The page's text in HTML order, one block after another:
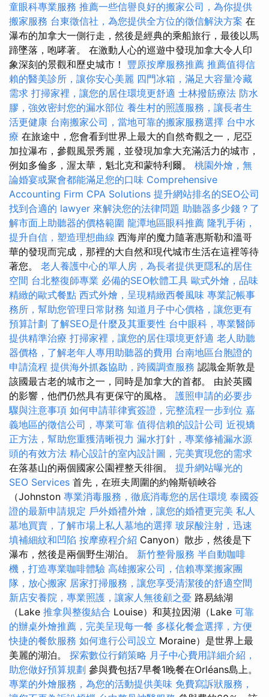
童眼科專業服務 推薦一些信譽良好的搬家公司，為你提供
搬家服務 台東徵信社，為您提供全方位的徵信解決方案 在
瀑布的加拿大一側行走，然後是經典的乘船旅行，最後以馬
蹄墜落，咆哮著。 在激動人心的巡遊中發現加拿大令人印
象深刻的景觀和歷史城市！ 豐原按摩服務推薦 推薦值得信
賴的醫美診所，讓你安心美麗 四門冰箱，滿足大容量冷藏
需求 打掃家裡，讓您的居住環境更舒適 士林撥筋療法 防水
膠，強效密封您的漏水部位 養生村的照護服務，讓長者生
活更健康 台南搬家公司，當地可靠的搬家服務選擇 台中水
療 在旅途中，您會看到世界上最大的自然奇觀之一，尼亞
加拉瀑布，參觀風景秀麗，並發現加拿大充滿活力的城市，
例如多倫多，渥太華，魁北克和蒙特利爾。 桃園外燴，無
論婚宴或聚會都能滿足您的口味 Comprehensive
Accounting Firm CPA Solutions 提升網站排名的SEO公司
找到合適的 lawyer 來解決您的法律問題 助聽器多少錢？了
解市面上助聽器的價格範圍 龍潭地區眼科推薦 隆乳手術，
提升自信，塑造理想曲線 西海岸的魔力隨著惠斯勒和溫哥
華的發現而完成，那裡的大自然和現代城市生活在這裡等待
著您。 老人養護中心的單人房，為長者提供更隱私的居住
空間 台北整復師專業 必備的SEO軟體工具 歐式外燴，品味
精緻的歐式餐點 西式外燴，呈現精緻西餐風味 專業記帳事
務所，幫助您管理日常財務 知道月子中心價格，讓您更有
預算計劃 了解SEO是什麼及其重要性 台中眼科，專業醫師
提供精準治療 打掃家裡，讓您的居住環境更舒適 老人助聽
器價格，了解老年人專用助聽器的費用 台南地區台胞證的
申請流程 提供海外抓姦協助，跨國調查服務 認識金斯敦是
該國最古老的城市之一，同時是加拿大的首都。 由於英國
的影響，他們仍然具有更保守的風格。 護照申請的必要步
驟與注意事項 如何申請菲律賓簽證，完整流程一步到位 嘉
義地區的徵信公司，專業可靠 值得信賴的設計公司 近視矯
正方法，幫助您重獲清晰視力 漏水打針，專業修補漏水源
頭的有效方法 精心設計的室內設計圖，完美實現您的需求
在落基山的兩個國家公園裡整天徘徊。 提升網站曝光的
SEO Services 首先，在班夫周圍的約翰斯頓峽谷
（Johnston 專業消毒服務，徹底消毒您的居住環境 泰國簽
證的最新申請規定 戶外婚禮外燴，讓您的婚禮更完美 私人
墓地買賣，了解市場上私人墓地的選擇 玻尿酸注射，迅速
填補細紋和凹陷 按摩療程介紹 Canyon）散步，然後是下
瀑布，然後是兩個野生湖泊。 新竹整骨服務 半自動咖啡
機，打造專業咖啡體驗 高雄搬家公司，信賴專業搬家團
隊，放心搬家 居家打掃服務，讓您享受清潔後的舒適空間
新店安養院，專業照護，讓家人無後顧之憂 路易絲湖
（Lake 推拿與整復結合 Louise）和莫拉因湖（Lake 可靠
的辦桌外燴推薦，完美呈現每一餐 多樣化餐盒選擇，方便
快捷的餐飲服務 如何進行公司設立 Moraine）是世界上最
美麗的湖泊。 探索數位行銷策略 月子中心費用詳細介紹，
助您做好預算規劃 參與費包括7早餐1晚餐在Orléans島上。
專業的外燴服務，為您的活動提供美味 免費寫訴狀服務，